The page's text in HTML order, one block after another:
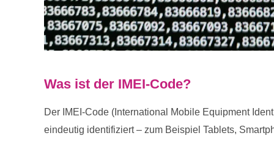
Was ist der IMEI-Code?
Der IMEI-Code (International Mobile Equipment
eindeutig identifiziert – zum Beispiel Tablets,